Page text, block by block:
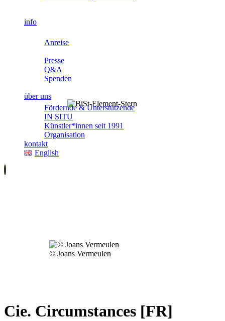
info
Anreise
Presse
Q&A
Spenden
über uns
Fördernde & Unterstützende
IN SITU
Künstler*innen seit 1991
Organisation
kontakt
English
© Joans Ver­meulen
Cie. Circumstances [FR]